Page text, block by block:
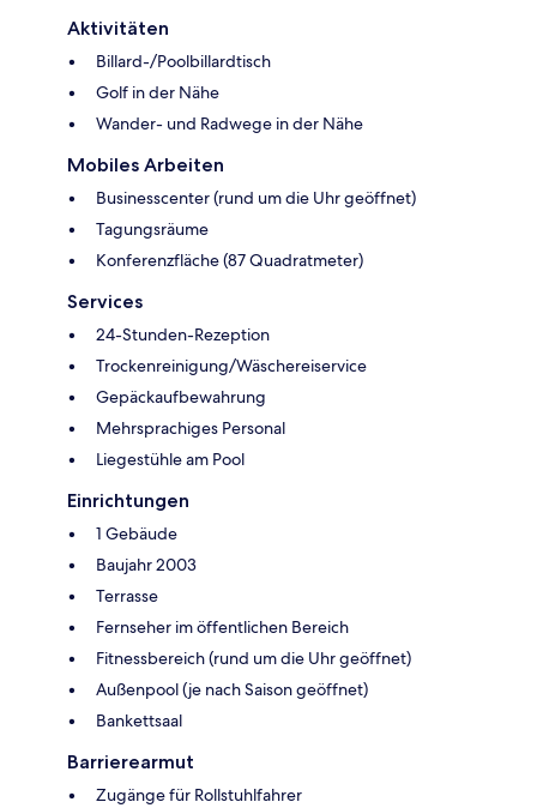
Aktivitäten
Billard-/Poolbillardtisch
Golf in der Nähe
Wander- und Radwege in der Nähe
Mobiles Arbeiten
Businesscenter (rund um die Uhr geöffnet)
Tagungsräume
Konferenzfläche (87 Quadratmeter)
Services
24-Stunden-Rezeption
Trockenreinigung/Wäschereiservice
Gepäckaufbewahrung
Mehrsprachiges Personal
Liegestühle am Pool
Einrichtungen
1 Gebäude
Baujahr 2003
Terrasse
Fernseher im öffentlichen Bereich
Fitnessbereich (rund um die Uhr geöffnet)
Außenpool (je nach Saison geöffnet)
Bankettsaal
Barrierearmut
Zugänge für Rollstuhlfahrer